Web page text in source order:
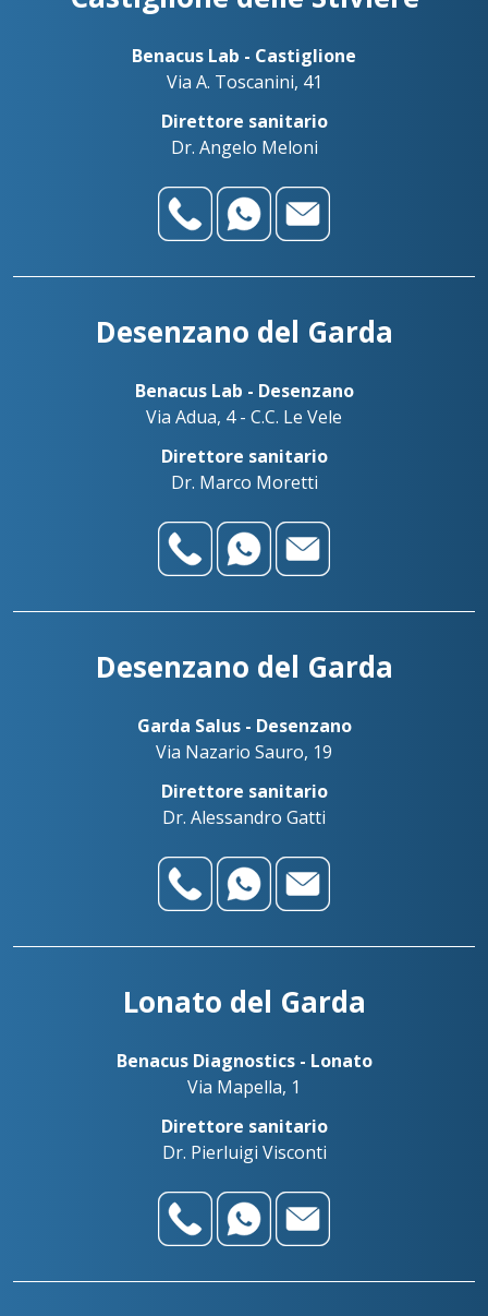
Benacus Lab - Castiglione
Via A. Toscanini, 41
Direttore sanitario
Dr. Angelo Meloni
Desenzano del Garda
Benacus Lab - Desenzano
Via Adua, 4 - C.C. Le Vele
Direttore sanitario
Dr. Marco Moretti
Desenzano del Garda
Garda Salus - Desenzano
Via Nazario Sauro, 19
Direttore sanitario
Dr. Alessandro Gatti
Lonato del Garda
Benacus Diagnostics - Lonato
Via Mapella, 1
Direttore sanitario
Dr. Pierluigi Visconti